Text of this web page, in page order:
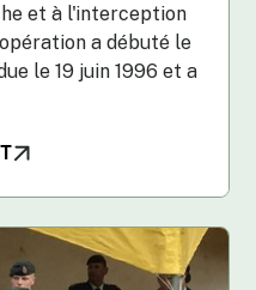
et à l'interception
a débuté le
le 19 juin 1996 et a